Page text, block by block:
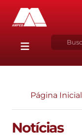
Página Inicial
Notícias